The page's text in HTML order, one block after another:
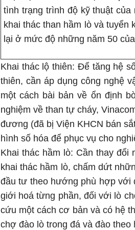
tình trạng trình độ kỹ thuật
khai thác than hầm lò và
lại ở mức độ những năm 50
Khai thác lộ thiên: Để tăng hệ
thiên, cần áp dụng công nghệ
một cách bài bản về ổn định
nghiệm về than tự cháy,
đương (đã bị Viện KHCN bán
hình số hóa để phục vụ cho
Khai thác hầm lò: Cần thay
khai thác hầm lò, chấm dứt
đầu tư theo hướng phù hợp với
giới hoá từng phần, đối với lò
cứu một cách cơ bản và có hệ
chợ đào lò trong đá và đào theo